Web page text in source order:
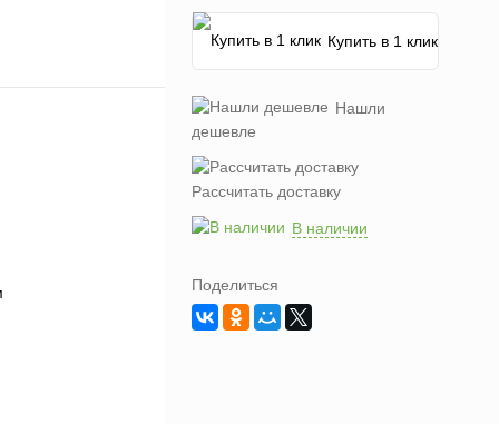
Купить в 1 клик
Нашли
дешевле
Рассчитать доставку
В наличии
Поделиться